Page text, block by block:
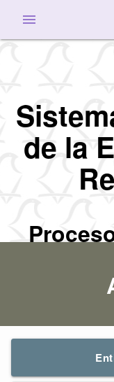
menu
de la